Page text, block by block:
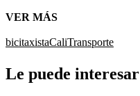
VER MÁS
bicitaxistaCaliTransporte
Le puede interesar